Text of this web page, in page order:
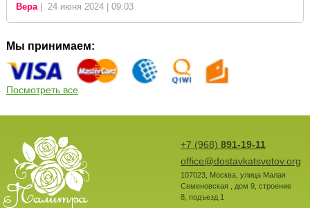
Вера| 24 июня 2024 | 09:03
Мы принимаем:
Посмотреть все
+7 (968) 891-19-11
office@dostavkatsvetov.org
107023, Москва, улица Малая
Семеновская , дом 9, строение
8, подъезд 1